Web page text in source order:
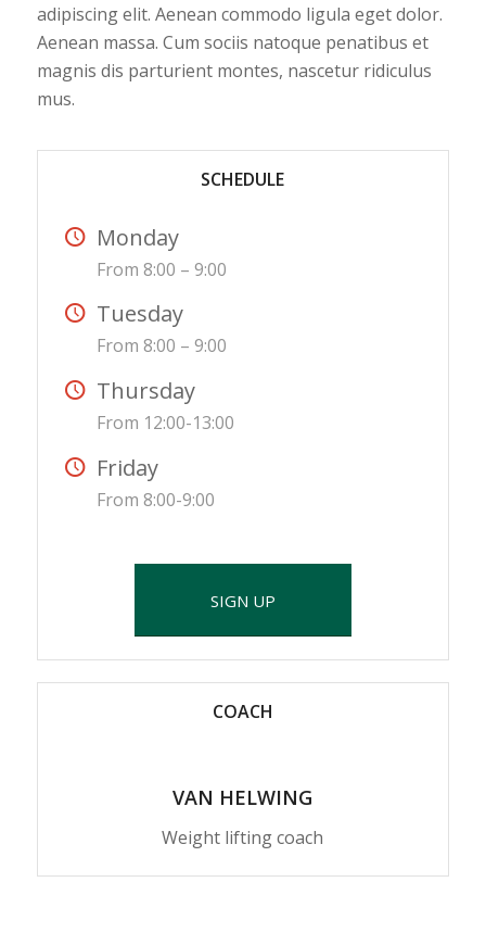
adipiscing elit. Aenean commodo ligula eget dolor.
Aenean massa. Cum sociis natoque penatibus et
magnis dis parturient montes, nascetur ridiculus
mus.
SCHEDULE
Monday
From 8:00 – 9:00
Tuesday
From 8:00 – 9:00
Thursday
From 12:00-13:00
Friday
From 8:00-9:00
SIGN UP
COACH
VAN HELWING
Weight lifting coach